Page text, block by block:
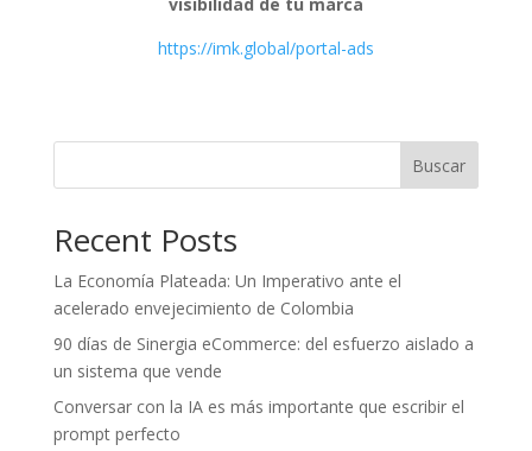
https://imk.global/portal-ads
Buscar
Recent Posts
La Economía Plateada: Un Imperativo ante el
acelerado envejecimiento de Colombia
90 días de Sinergia eCommerce: del esfuerzo aislado a
un sistema que vende
Conversar con la IA es más importante que escribir el
prompt perfecto